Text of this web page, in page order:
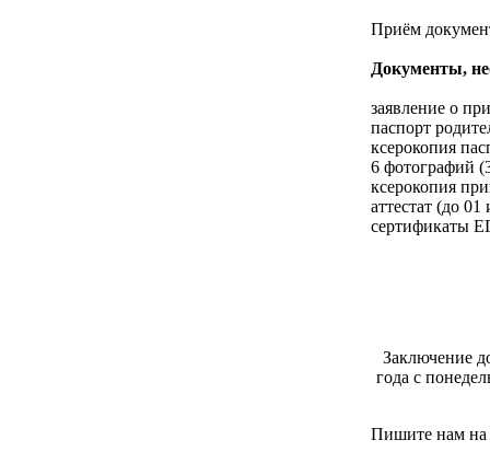
Приём
Документы,
заявление о
паспорт
ксерокопия
6 фотографий
ксерокопия
аттестат (до
сертификаты
Заключение
года с
Пишите нам на